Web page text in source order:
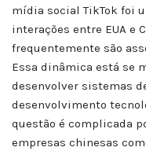
mídia social TikTok foi
interações entre EUA e
frequentemente são
Essa dinâmica está se
desenvolver sistemas
desenvolvimento
questão é complicada
empresas chinesas